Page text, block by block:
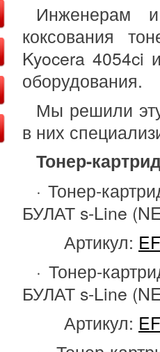
Инженерам
коксования
Kyocera 4054ci
оборудования.
Мы решили
в них
Тонер-
· Тонер-
БУЛАТ s-Line
Артикул:
· Тонер-
БУЛАТ s-Line
Артикул: